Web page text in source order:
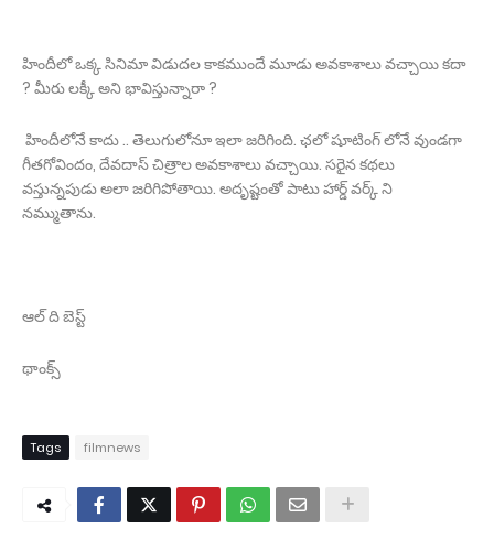
హిందీలో ఒక్క సినిమా విడుదల కాకముందే మూడు అవకాశాలు వచ్చాయి కదా
? మీరు లక్కీ అని భావిస్తున్నారా ?
హిందీలోనే కాదు .. తెలుగులోనూ ఇలా జరిగింది. ఛలో షూటింగ్ లోనే వుండగా
గీతగోవిందం, దేవదాస్ చిత్రాల అవకాశాలు వచ్చాయి. సరైన కథలు
వస్తున్నపుడు అలా జరిగిపోతాయి. అదృష్టంతో పాటు హార్డ్ వర్క్ ని
నమ్ముతాను.
ఆల్ ది బెస్ట్
థాంక్స్
Tags filmnews